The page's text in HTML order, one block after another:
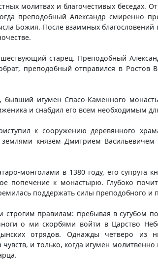
молитвах и благочестивых беседах.
преподобный Александр смиренно
Божия. После взаимных
старец. Преподобный
преподобный отправился в Ростов
бывший игумен Спасо-Каменного
и снабдил его всем необходимым
к сооружению деревянного
князем Дмитрием Васильевичем
монголами в 1380 году, его
попечение к монастырю. Глубоко
поддержать силы преподобного
строгим правилам: пребывая в сугубом
o ми скорбями войти в Царство
отрядов. Однажды четверо из
и только, когда игумен